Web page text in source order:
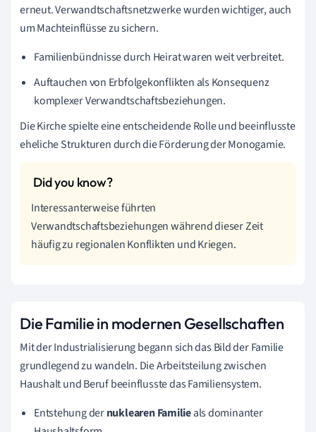
erneut. Verwandtschaftsnetzwerke wurden wichtiger, auch
um Machteinflüsse zu sichern.
Familienbündnisse durch Heirat waren weit verbreitet.
Auftauchen von Erbfolgekonflikten als Konsequenz
komplexer Verwandtschaftsbeziehungen.
Die Kirche spielte eine entscheidende Rolle und beeinflusste
eheliche Strukturen durch die Förderung der Monogamie.
Interessanterweise führten
Verwandtschaftsbeziehungen während dieser Zeit
häufig zu regionalen Konflikten und Kriegen.
Die Familie in modernen Gesellschaften
Mit der Industrialisierung begann sich das Bild der Familie
grundlegend zu wandeln. Die Arbeitsteilung zwischen
Haushalt und Beruf beeinflusste das Familiensystem.
Entstehung dernuklearen Familieals dominanter